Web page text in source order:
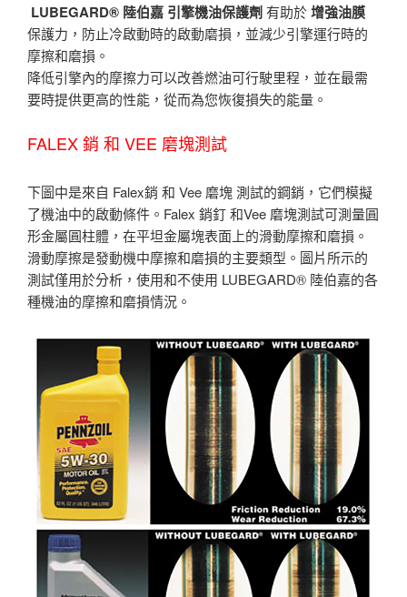
LUBEGARD® 陸伯嘉 引擎機油保護劑有助於增強油膜
保護力，防止冷啟動時的啟動磨損，並減少引擎運行時的
摩擦和磨損。
降低引擎內的摩擦力可以改善燃油可行駛里程，並在最需
要時提供更高的性能，從而為您恢復損失的能量。
FALEX 銷 和 VEE 磨塊測試
下圖中是來自 Falex銷 和 Vee 磨塊 測試的鋼銷，它們模擬
了機油中的啟動條件。Falex 銷釘 和Vee 磨塊測試可測量圓
形金屬圓柱體，在平坦金屬塊表面上的滑動摩擦和磨損。
滑動摩擦是發動機中摩擦和磨損的主要類型。圖片所示的
測試僅用於分析，使用和不使用 LUBEGARD® 陸伯嘉的各
種機油的摩擦和磨損情況。